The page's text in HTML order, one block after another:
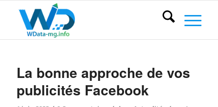
La bonne approche de vos
publicités Facebook